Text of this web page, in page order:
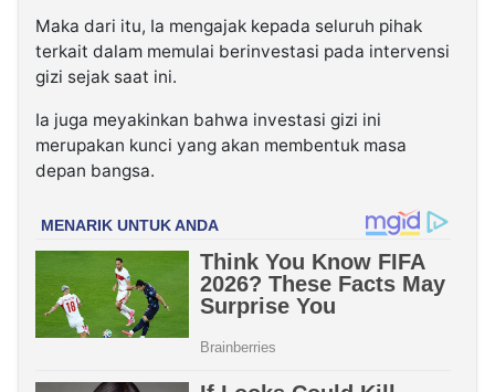
Maka dari itu, Ia mengajak kepada seluruh pihak
terkait dalam memulai berinvestasi pada intervensi
gizi sejak saat ini.
Ia juga meyakinkan bahwa investasi gizi ini
merupakan kunci yang akan membentuk masa
depan bangsa.